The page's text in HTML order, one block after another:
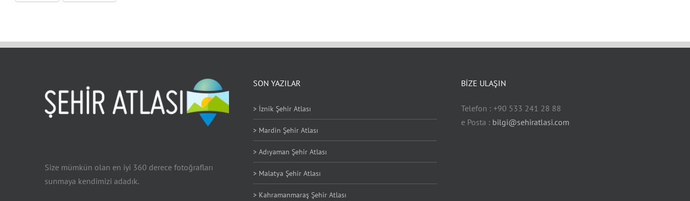
Size mümkün olan en iyi 360 derece fotoğrafları
sunmaya kendimizi adadık.
SON YAZILAR
> İznik Şehir Atlası
> Mardin Şehir Atlası
> Adıyaman Şehir Atlası
> Malatya Şehir Atlası
> Kahramanmaraş Şehir Atlası
BİZE ULAŞIN
Telefon : +90 533 241 28 88
e Posta : bilgi@sehiratlasi.com